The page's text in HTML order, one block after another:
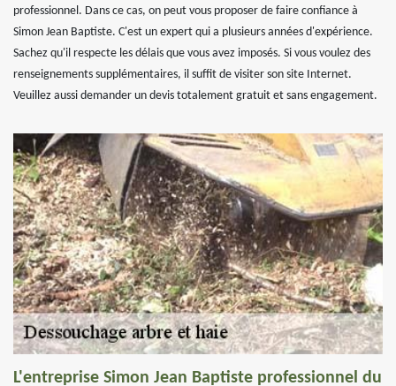
professionnel. Dans ce cas, on peut vous proposer de faire confiance à
Simon Jean Baptiste. C'est un expert qui a plusieurs années d'expérience.
Sachez qu'il respecte les délais que vous avez imposés. Si vous voulez des
renseignements supplémentaires, il suffit de visiter son site Internet.
Veuillez aussi demander un devis totalement gratuit et sans engagement.
L'entreprise Simon Jean Baptiste professionnel du